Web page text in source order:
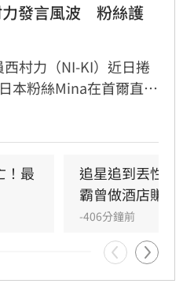
發言風波　粉絲護
西村力（NI-KI）近日捲
本粉絲Mina在首爾直播
於西村力直播時提及
針對特定個人，但仍引
方已介入調查Mina死
，尚無法將悲劇歸因於
屬經紀公司對此尚未作
再度引發社會對於網路
刻討論。
！最
追星追到丟性
霸曾做酒店賺破
-406分鐘前